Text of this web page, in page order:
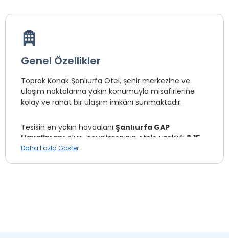
Genel Özellikler
Toprak Konak Şanlıurfa Otel, şehir merkezine ve
ulaşım noktalarına yakın konumuyla misafirlerine
kolay ve rahat bir ulaşım imkânı sunmaktadır.
Tesisin en yakın havaalanı Şanlıurfa GAP
Havalimanı olup, havalimanının otele uzaklığı 8,15
km’dir. Şehirlerarası ulaşım sağlayan
Daha Fazla Göster